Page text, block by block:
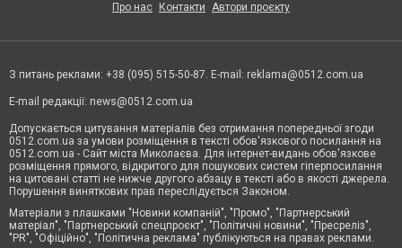
Про нас Контакти Автори проєкту
З питань реклами: +38 (095) 515-50-87. E-mail: reklama@0512.com.ua
E-mail редакції: news@0512.com.ua
Допускається цитування матеріалів без отримання попередньої згоди
0512.com.ua за умови розміщення в тексті обов'язкового посилання на
0512.com.ua - Сайт міста Миколаєва. Для інтернет-видань обов'язкове
розміщення прямого, відкритого для пошукових систем гіперпосилання
на цитовані статті не нижче другого абзацу в тексті або в якості джерела.
Порушення виняткових прав переслідується Законом.
Матеріали з плашками "Новини компаній", "Промо", "Партнерський
матеріал", "Партнерський спецпроєкт", "Політичні новини", "Пресреліз",
"PR", "Офіційно", "Політична реклама" публікуються на правах реклами.